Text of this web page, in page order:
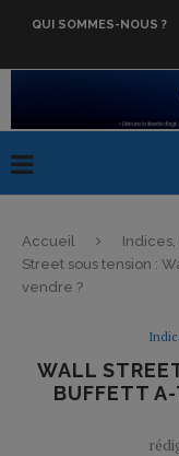
QUI SOMMES-NOUS ?
Accueil
Street sous tension :
vendre ?
WALL
BUFFETT